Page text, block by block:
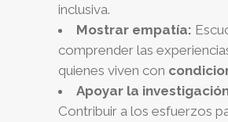
inclusiva.
Mostrar empatía:
comprender las
quienes viven con
Apoyar la
Contribuir a los esfuerzos